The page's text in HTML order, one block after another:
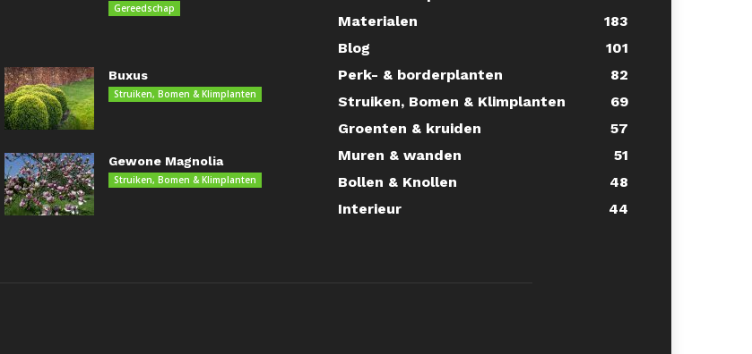
Gereedschap
Buxus
Struiken, Bomen & Klimplanten
Gewone Magnolia
Struiken, Bomen & Klimplanten
Materialen
183
Blog
101
Perk- & borderplanten
82
Struiken, Bomen & Klimplanten
69
Groenten & kruiden
57
Muren & wanden
51
Bollen & Knollen
48
Interieur
44